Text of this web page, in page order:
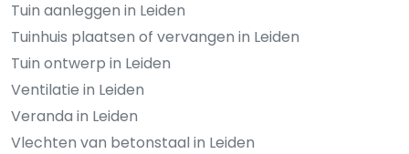
Tuin aanleggen in Leiden
Tuinhuis plaatsen of vervangen in Leiden
Tuin ontwerp in Leiden
Ventilatie in Leiden
Veranda in Leiden
Vlechten van betonstaal in Leiden